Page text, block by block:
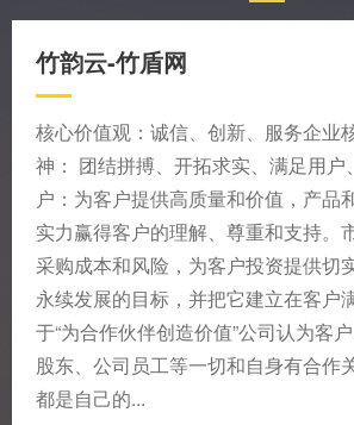
竹韵云-竹盾网
核心价值观：诚信、创新、服务企业
神： 团结拼搏、开拓求实、满足用户
户：为客户提供高质量和价值，产品
实力赢得客户的理解、尊重和支持。
采购成本和风险，为客户投资提供切
永续发展的目标，并把它建立在客户
于“为合作伙伴创造价值”公司认为客
股东、公司员工等一切和自身有合作
都是自己的...